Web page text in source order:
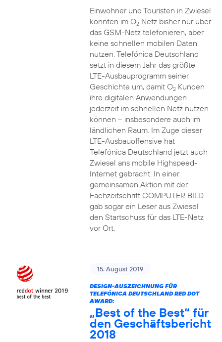
Einwohner und Touristen in Zwiesel
konnten im O2Netz bisher nur über
das GSM-Netz telefonieren, aber
keine schnellen mobilen Daten
nutzen. Telefónica Deutschland
setzt in diesem Jahr das größte
LTE-Ausbauprogramm seiner
Geschichte um, damit O2Kunden
ihre digitalen Anwendungen
jederzeit im schnellen Netz nutzen
können – insbesondere auch im
ländlichen Raum. Im Zuge dieser
LTE-Ausbauoffensive hat
Telefónica Deutschland jetzt auch
Zwiesel ans mobile Highspeed-
Internet gebracht. In einer
gemeinsamen Aktion mit der
Fachzeitschrift COMPUTER BILD
gab sogar ein Leser aus Zwiesel
den Startschuss für das LTE-Netz
vor Ort.
15. August 2019
DESIGN-AUSZEICHNUNG FÜR
TELEFÓNICA DEUTSCHLAND RED DOT
AWARD:
„Best of the Best“ für
den Geschäftsbericht
2018